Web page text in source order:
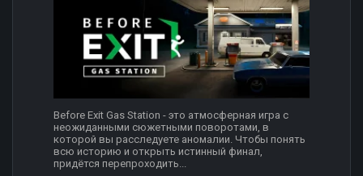
Before Exit Gas Station - это атмосферная игра с
неожиданными сюжетными поворотами, в
которой вы расследуете аномалии. Чтобы понять
всю историю и открыть истинный финал,
придётся перепроходить...